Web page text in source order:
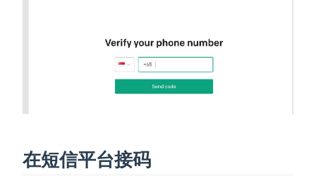
在短信平台接码